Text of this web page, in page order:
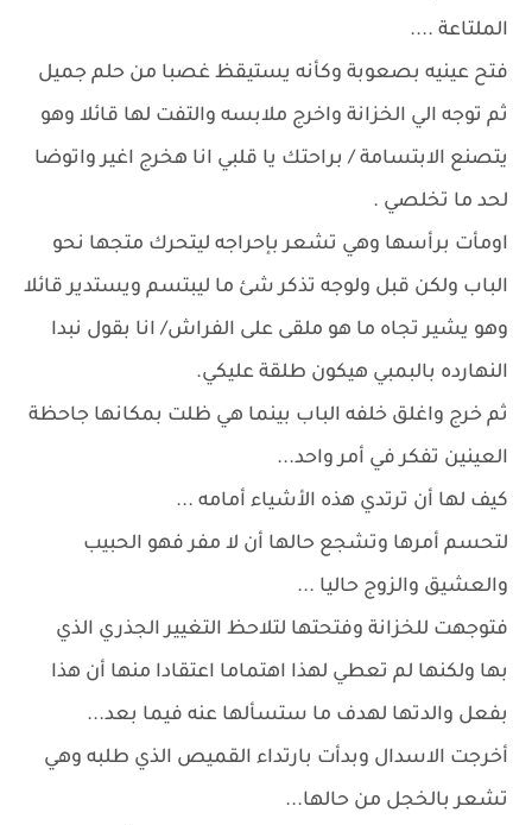
الملتاعة ....
فتح عينيه بصعوبة وكأنه يستيقظ غصبا من حلم جميل
ثم توجه الي الخزانة واخرج ملابسه والتفت لها قائلا وهو
يتصنع الابتسامة / براحتك يا قلبي انا هخرج اغير واتوضا
لحد ما تخلصي .
اومأت برأسها وهي تشعر بإحراجه ليتحرك متجها نحو
الباب ولكن قبل ولوجه تذكر شئ ما ليبتسم ويستدير قائلا
وهو يشير تجاه ما هو ملقى على الفراش/ انا بقول نبدا
النهارده بالبمبي هيكون طلقة عليكي.
ثم خرج واغلق خلفه الباب بينما هي ظلت بمكانها جاحظة
العينين تفكر في أمر واحد...
كيف لها أن ترتدي هذه الأشياء أمامه ...
لتحسم أمرها وتشجع حالها أن لا مفر فهو الحبيب
والعشيق والزوج حاليا ...
فتوجهت للخزانة وفتحتها لتلاحظ التغيير الجذري الذي
بها ولكنها لم تعطي لهذا اهتماما اعتقادا منها أن هذا
بفعل والدتها لهدف ما ستسألها عنه فيما بعد...
أخرجت الاسدال وبدأت بارتداء القميص الذي طلبه وهي
تشعر بالخجل من حالها...